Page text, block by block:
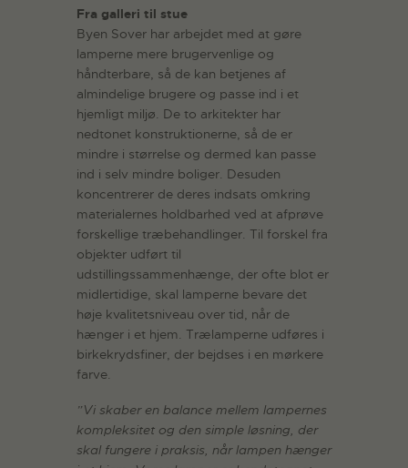
Fra galleri til stue
Byen Sover har arbejdet med at gøre
lamperne mere brugervenlige og
håndterbare, så de kan betjenes af
almindelige brugere og passe ind i et
hjemligt miljø. De to arkitekter har
nedtonet konstruktionerne, så de er
mindre i størrelse og dermed kan passe
ind i selv mindre boliger. Desuden
koncentrerer de deres indsats omkring
materialernes holdbarhed ved at afprøve
forskellige træbehandlinger. Til forskel fra
objekter udført til
udstillingssammenhænge, der ofte blot er
midlertidige, skal lamperne bevare det
høje kvalitetsniveau over tid, når de
hænger i et hjem. Trælamperne udføres i
birkekrydsfiner, der bejdses i en mørkere
farve.
”Vi skaber en balance mellem lampernes
kompleksitet og den simple løsning, der
skal fungere i praksis, når lampen hænger